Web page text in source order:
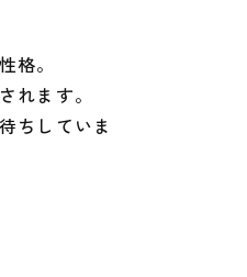
格。
れます。
ちしていま